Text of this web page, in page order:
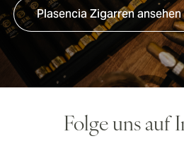
Plasencia Zigarren ansehen
Folge uns auf